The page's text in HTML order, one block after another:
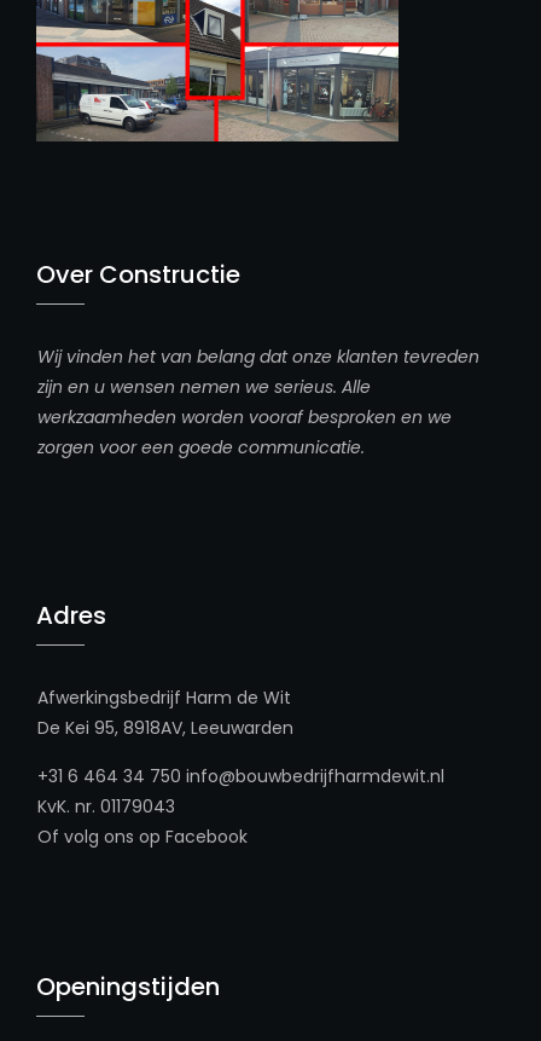
Over Constructie
Wij vinden het van belang dat onze klanten tevreden
zijn en u wensen nemen we serieus. Alle
werkzaamheden worden vooraf besproken en we
zorgen voor een goede communicatie.
Adres
Afwerkingsbedrijf Harm de Wit
De Kei 95, 8918AV, Leeuwarden
+31 6 464 34 750 info@bouwbedrijfharmdewit.nl
KvK. nr. 01179043
Of volg ons op Facebook
Openingstijden